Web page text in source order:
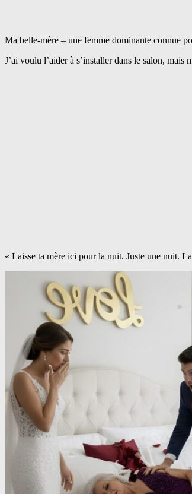
Ma belle-mère – une femme dominante connue
J’ai voulu l’aider à s’installer dans le salon, mais
« Laisse ta mère ici pour la nuit. Juste une nuit.